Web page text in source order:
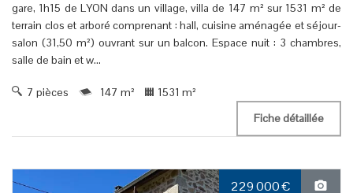
gare, 1h15 de LYON dans un village, villa de 147 m² sur 1531 m² de
terrain clos et arboré comprenant : hall, cuisine aménagée et séjour-
salon (31,50 m²) ouvrant sur un balcon. Espace nuit : 3 chambres,
salle de bain et w...
7 pièces 147 m²
1531 m²
Fiche détaillée
229 000€